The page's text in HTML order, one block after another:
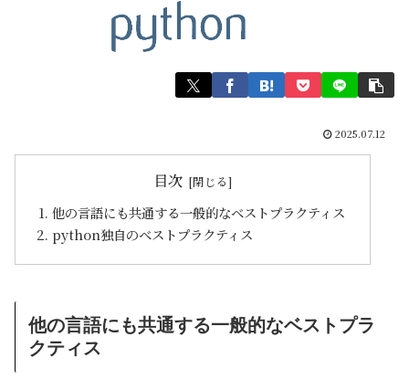
2025.07.12
目次
他の言語にも共通する一般的なベストプラクティス
python独自のベストプラクティス
他の言語にも共通する一般的なベストプラ
クティス